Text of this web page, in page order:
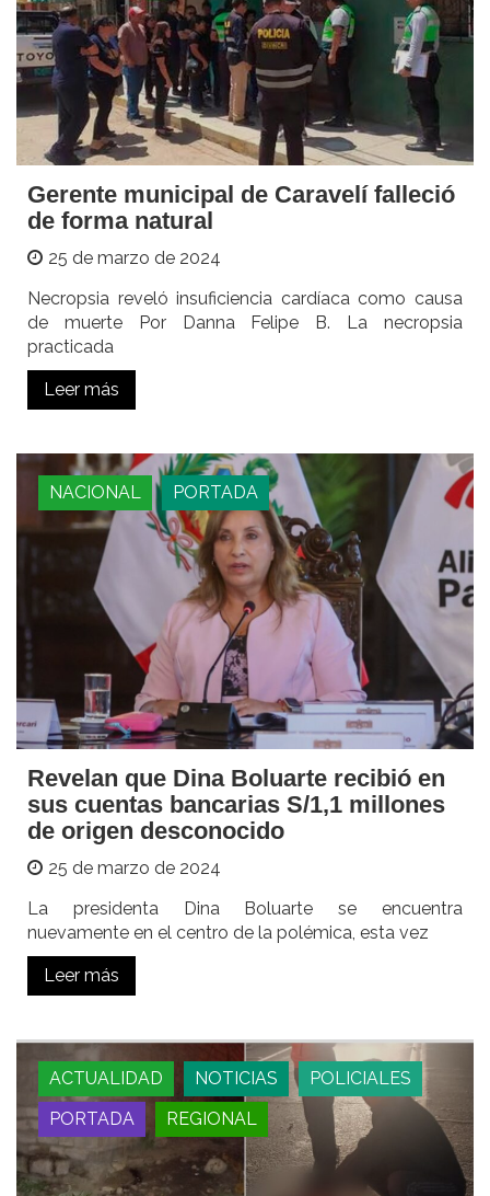
Gerente municipal de Caravelí falleció
de forma natural
25 de marzo de 2024
Necropsia reveló insuficiencia cardíaca como causa
de muerte Por Danna Felipe B. La necropsia
practicada
Leer más
NACIONAL PORTADA
Revelan que Dina Boluarte recibió en
sus cuentas bancarias S/1,1 millones
de origen desconocido
25 de marzo de 2024
La presidenta Dina Boluarte se encuentra
nuevamente en el centro de la polémica, esta vez
Leer más
ACTUALIDAD NOTICIAS
POLICIALES
PORTADA
REGIONAL